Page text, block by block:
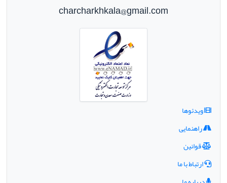
charcharkhkala@gmail.com
ویدئوها
راهنمایی
قوانین
ارتباط با ما